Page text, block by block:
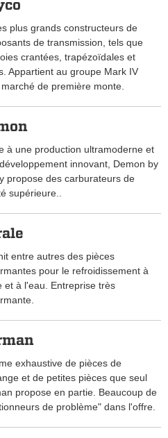
plus grands constructeurs de
de transmission, tels que
crantées, trapézoïdales et
Appartient au groupe Mark IV
de première monte.
à une production ultramoderne et
innovant, Demon by
propose des carburateurs de
supérieure..
entre autres des pièces
pour le refroidissement à
et à l'eau. Entreprise très
exhaustive de pièces de
et de petites pièces que seul
propose en partie. Beaucoup de
de problème" dans l'offre.